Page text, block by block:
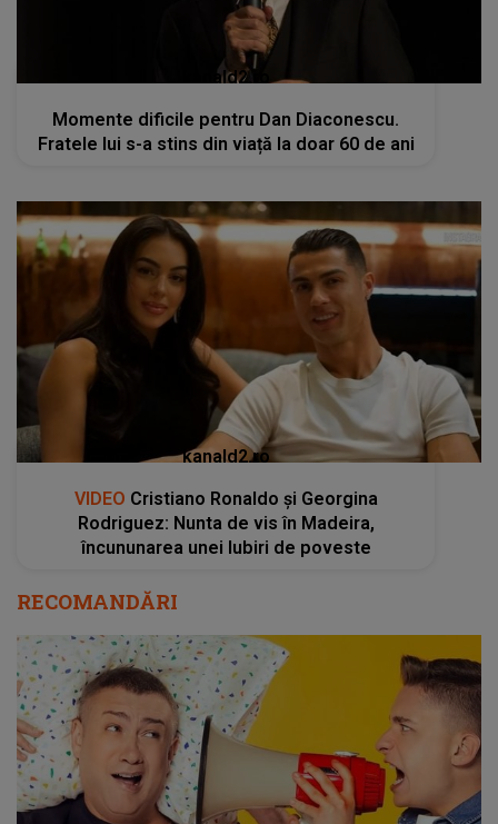
kanald2.ro
Momente dificile pentru Dan Diaconescu.
Fratele lui s-a stins din viață la doar 60 de ani
kanald2.ro
VIDEO Cristiano Ronaldo și Georgina
Rodriguez: Nunta de vis în Madeira,
încununarea unei Iubiri de poveste
RECOMANDĂRI